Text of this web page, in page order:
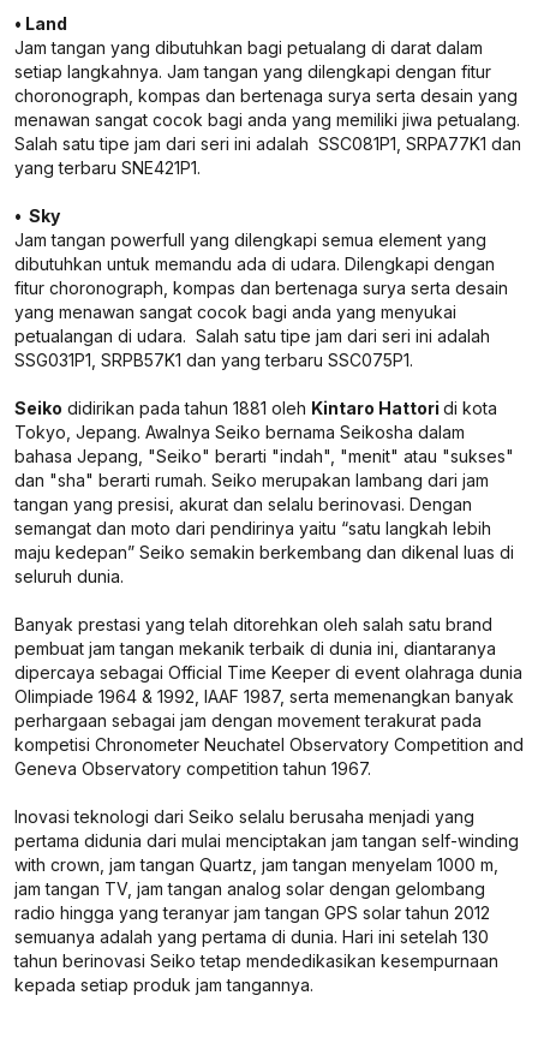
• Land
Jam tangan yang dibutuhkan bagi petualang di darat dalam
setiap langkahnya. Jam tangan yang dilengkapi dengan fitur
choronograph, kompas dan bertenaga surya serta desain yang
menawan sangat cocok bagi anda yang memiliki jiwa petualang.
Salah satu tipe jam dari seri ini adalah SSC081P1, SRPA77K1 dan
yang terbaru SNE421P1.
• Sky
Jam tangan powerfull yang dilengkapi semua element yang
dibutuhkan untuk memandu ada di udara. Dilengkapi dengan
fitur choronograph, kompas dan bertenaga surya serta desain
yang menawan sangat cocok bagi anda yang menyukai
petualangan di udara. Salah satu tipe jam dari seri ini adalah
SSG031P1, SRPB57K1 dan yang terbaru SSC075P1.
Seiko didirikan pada tahun 1881 oleh Kintaro Hattori di kota
Tokyo, Jepang. Awalnya Seiko bernama Seikosha dalam
bahasa Jepang, "Seiko" berarti "indah", "menit" atau "sukses"
dan "sha" berarti rumah. Seiko merupakan lambang dari jam
tangan yang presisi, akurat dan selalu berinovasi. Dengan
semangat dan moto dari pendirinya yaitu “satu langkah lebih
maju kedepan” Seiko semakin berkembang dan dikenal luas di
seluruh dunia.
Banyak prestasi yang telah ditorehkan oleh salah satu brand
pembuat jam tangan mekanik terbaik di dunia ini, diantaranya
dipercaya sebagai Official Time Keeper di event olahraga dunia
Olimpiade 1964 & 1992, IAAF 1987, serta memenangkan banyak
perhargaan sebagai jam dengan movement terakurat pada
kompetisi Chronometer Neuchatel Observatory Competition and
Geneva Observatory competition tahun 1967.
Inovasi teknologi dari Seiko selalu berusaha menjadi yang
pertama didunia dari mulai menciptakan jam tangan self-winding
with crown, jam tangan Quartz, jam tangan menyelam 1000 m,
jam tangan TV, jam tangan analog solar dengan gelombang
radio hingga yang teranyar jam tangan GPS solar tahun 2012
semuanya adalah yang pertama di dunia. Hari ini setelah 130
tahun berinovasi Seiko tetap mendedikasikan kesempurnaan
kepada setiap produk jam tangannya.